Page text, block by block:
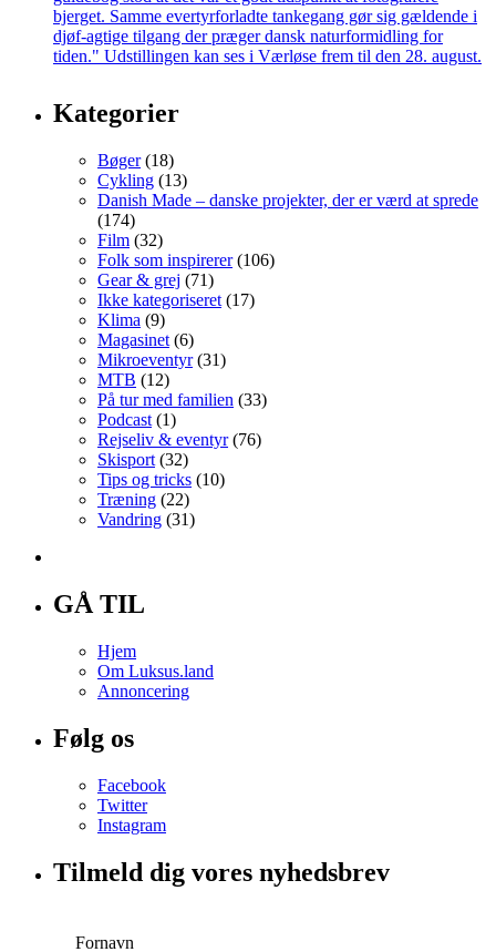
Kategorier
Bøger(18)
Cykling (13)
Danish Made – danske projekter, der er værd at sprede
(174)
Film (32)
Folk som inspirerer(106)
Gear & grej (71)
Ikke kategoriseret (17)
Klima (9)
Magasinet (6)
Mikroeventyr(31)
MTB (12)
På tur med familien (33)
Podcast (1)
Rejseliv & eventyr(76)
Skisport (32)
Tips og tricks (10)
Træning (22)
Vandring (31)
GÅ TIL
Hjem
Om Luksus.land
Annoncering
Følg os
Facebook
Twitter
Instagram
Tilmeld dig vores nyhedsbrev
Fornavn